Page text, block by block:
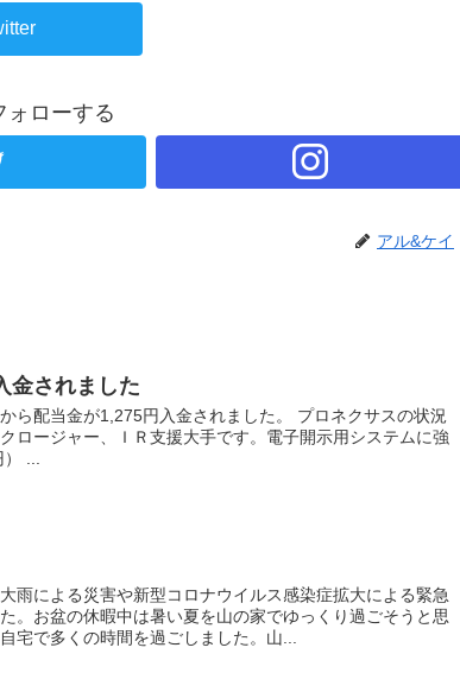
ォローする
アル&ケイ
金されました
ら配当金が1,275円入金されました。 プロネクサスの状況
ロージャー、ＩＲ支援大手です。電子開示用システムに強
...
雨による災害や新型コロナウイルス感染症拡大による緊急
。お盆の休暇中は暑い夏を山の家でゆっくり過ごそうと思
宅で多くの時間を過ごしました。山...